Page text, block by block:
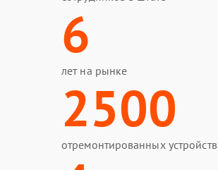
6
лет на рынке
2500
отремонтированных устройств